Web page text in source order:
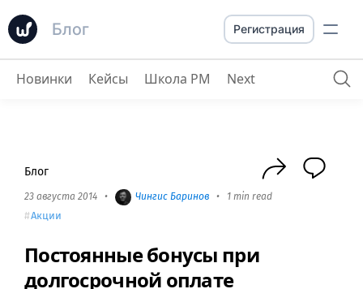
Блог
Постоянные бонусы при долгосрочной оплате
Регистрация
Новинки Кейсы Школа PM Next
Блог
23 августа 2014 • Чингиc Баринов • 1 min read
Акции
Постоянные бонусы при
долгосрочной оплате